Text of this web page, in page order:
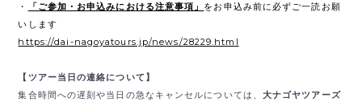
・
「ご参加・お申込みにおける注意事項」 をお申込み前に必ずご一読お願
いします
https://dai-nagoyatours.jp/news/28229.html
【ツアー当日の連絡について】
集合時間への遅刻や当日の急なキャンセルについては、 大ナゴヤツアーズ